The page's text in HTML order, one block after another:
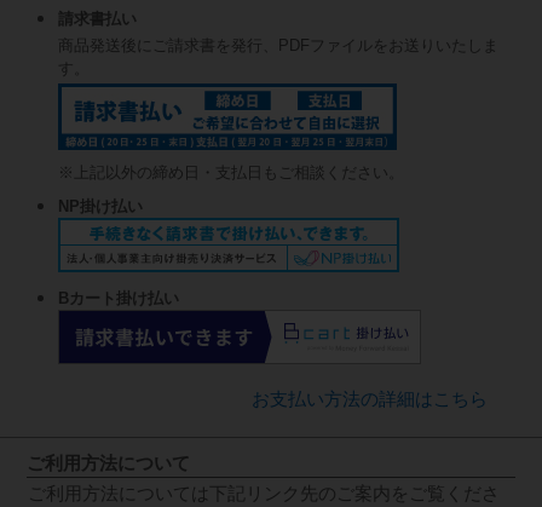
請求書払い
商品発送後にご請求書を発行、PDFファイルをお送りいたしま
す。
※上記以外の締め日・支払日もご相談ください。
NP掛け払い
Bカート掛け払い
お支払い方法の詳細はこちら
ご利用方法について
ご利用方法については下記リンク先のご案内をご覧くださ